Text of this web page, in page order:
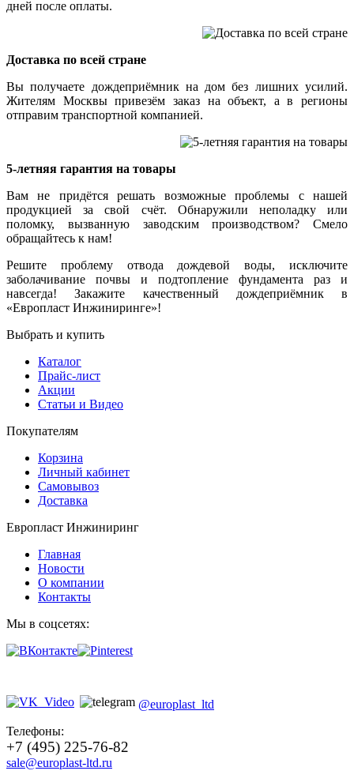
дней после оплаты.
Доставка по всей стране
Вы получаете дождеприёмник на дом без лишних усилий.
Жителям Москвы привезём заказ на объект, а в регионы
отправим транспортной компанией.
5-летняя гарантия на товары
Вам не придётся решать возможные проблемы с нашей
продукцией за свой счёт. Обнаружили неполадку или
поломку, вызванную заводским производством? Смело
обращайтесь к нам!
Решите проблему отвода дождевой воды, исключите
заболачивание почвы и подтопление фундамента раз и
навсегда! Закажите качественный дождеприёмник в
«Европласт Инжиниринге»!
Выбрать и купить
Каталог
Прайс-лист
Акции
Статьи и Видео
Покупателям
Корзина
Личный кабинет
Самовывоз
Доставка
Европласт Инжиниринг
Главная
Новости
О компании
Контакты
Мы в соцсетях:
@europlast_ltd
Телефоны:
+7 (495) 225-76-82
sale@europlast-ltd.ru